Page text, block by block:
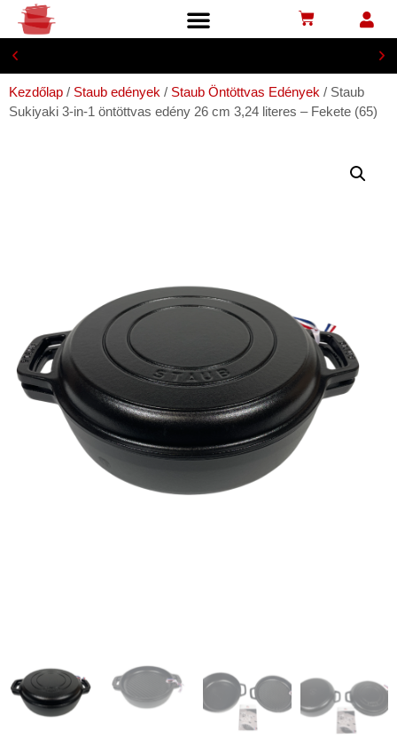
Biztonságos bankkártyás fizetés
Kezdőlap / Staub edények / Staub Öntöttvas Edények / Staub
Sukiyaki 3-in-1 öntöttvas edény 26 cm 3,24 literes – Fekete (65)